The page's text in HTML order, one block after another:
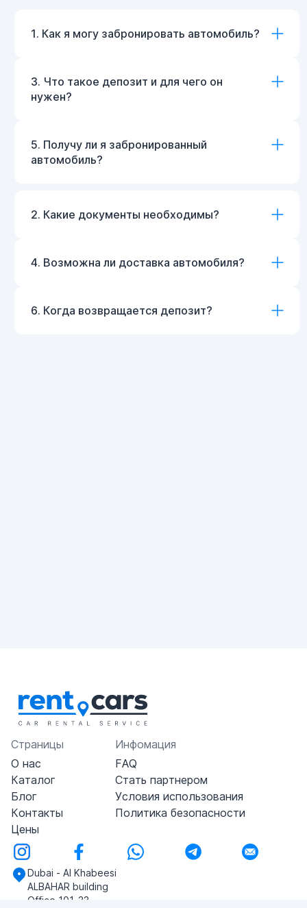
1. Как я могу забронировать автомобиль?
3. Что такое депозит и для чего он
нужен?
5. Получу ли я забронированный
автомобиль?
2. Какие документы необходимы?
4. Возможна ли доставка автомобиля?
6. Когда возвращается депозит?
Страницы
О нас
Каталог
Блог
Контакты
Цены
Инфомация
FAQ
Стать партнером
Условия использования
Политика безопасности
Dubai - Al Khabeesi
ALBAHAR building
Office 101-33